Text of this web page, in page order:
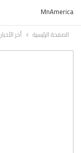
MnAmerica
الصفحة الرئيسية أخر الأخبار